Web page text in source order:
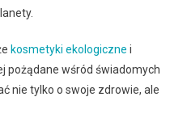
kosmetyki ekologiczne i
pożądane wśród świadomych
nie tylko o swoje zdrowie, ale